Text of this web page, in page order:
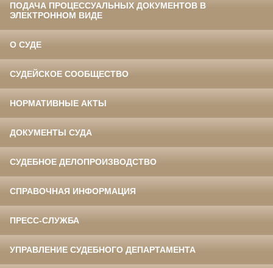
ПОДАЧА ПРОЦЕССУАЛЬНЫХ ДОКУМЕНТОВ В
ЭЛЕКТРОННОМ ВИДЕ
О СУДЕ
СУДЕЙСКОЕ СООБЩЕСТВО
НОРМАТИВНЫЕ АКТЫ
ДОКУМЕНТЫ СУДА
СУДЕБНОЕ ДЕЛОПРОИЗВОДСТВО
СПРАВОЧНАЯ ИНФОРМАЦИЯ
ПРЕСС-СЛУЖБА
УПРАВЛЕНИЕ СУДЕБНОГО ДЕПАРТАМЕНТА